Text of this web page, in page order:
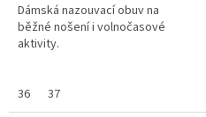
Dámská nazouvací obuv na
běžné nošení i volnočasové
aktivity.
36 37